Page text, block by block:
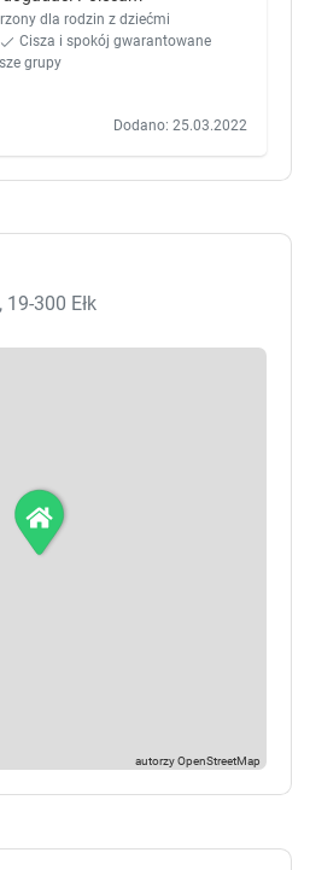
dla rodzin z dziećmi
Cisza i spokój gwarantowane
grupy
Dodano: 25.03.2022
300 Ełk